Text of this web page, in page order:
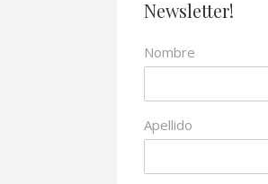
Newsletter!
Nombre
Apellido